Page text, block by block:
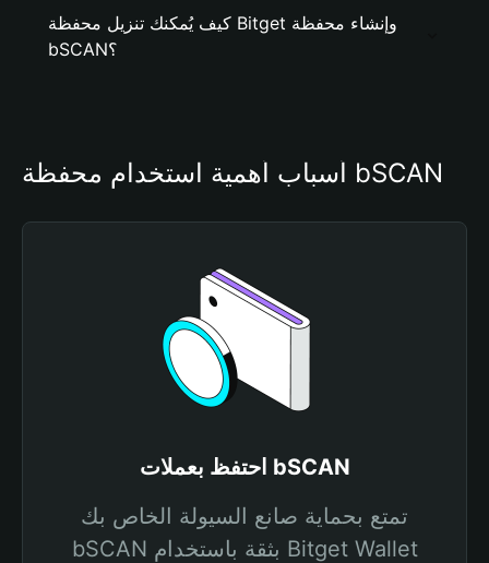
كيف يُمكنك تنزيل محفظة Bitget وإنشاء محفظة
bSCAN؟
أسباب أهمية استخدام محفظة bSCAN
احتفظ بعملات bSCAN
تمتع بحماية صانع السيولة الخاص بك
bSCAN بثقة باستخدام Bitget Wallet